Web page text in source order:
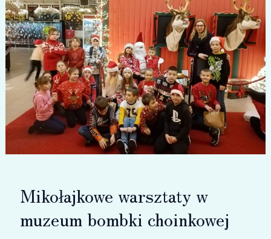
Mikołajkowe warsztaty w
muzeum bombki choinkowej